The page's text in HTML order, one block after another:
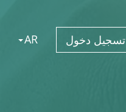
تسجيل دخول AR